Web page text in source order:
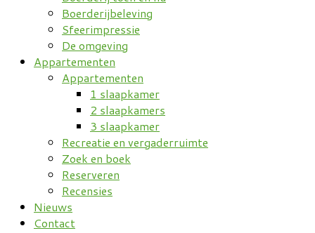
Boerderijbeleving
Sfeerimpressie
De omgeving
Appartementen
Appartementen
1 slaapkamer
2 slaapkamers
3 slaapkamer
Recreatie en vergaderruimte
Zoek en boek
Reserveren
Recensies
Nieuws
Contact